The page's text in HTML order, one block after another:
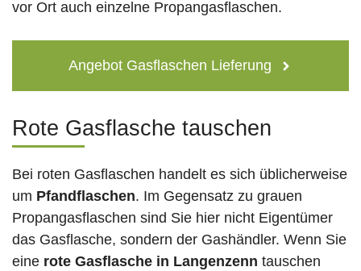
vor Ort auch einzelne Propangasflaschen.
Angebot Gasflaschen Lieferung
Rote Gasflasche tauschen
Bei roten Gasflaschen handelt es sich üblicherweise
um Pfandflaschen. Im Gegensatz zu grauen
Propangasflaschen sind Sie hier nicht Eigentümer
das Gasflasche, sondern der Gashändler. Wenn Sie
eine rote Gasflasche in Langenzenn tauschen